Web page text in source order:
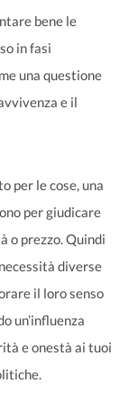
bene le
in fasi
una questione
e il
per le cose, una
per giudicare
o prezzo. Quindi
diverse
il loro senso
un’influenza
e onestà ai tuoi